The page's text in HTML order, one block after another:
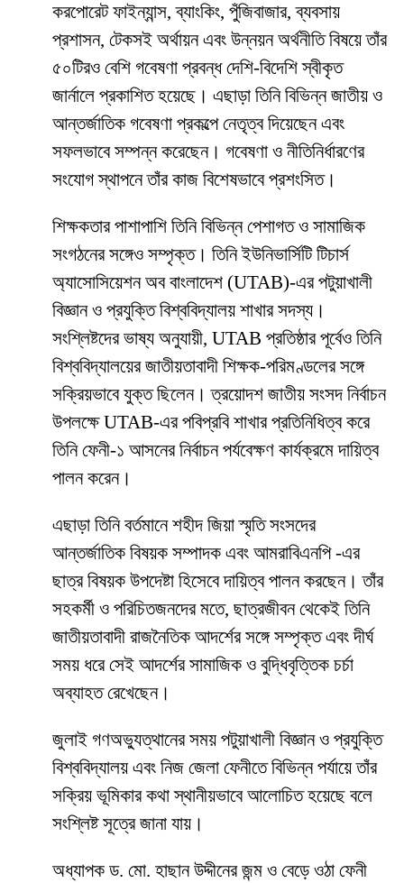
করপোরেট ফাইন্যান্স, ব্যাংকিং, পুঁজিবাজার, ব্যবসায়
প্রশাসন, টেকসই অর্থায়ন এবং উন্নয়ন অর্থনীতি বিষয়ে তাঁর
৫০টিরও বেশি গবেষণা প্রবন্ধ দেশি-বিদেশি স্বীকৃত
জার্নালে প্রকাশিত হয়েছে। এছাড়া তিনি বিভিন্ন জাতীয় ও
আন্তর্জাতিক গবেষণা প্রকল্পে নেতৃত্ব দিয়েছেন এবং
সফলভাবে সম্পন্ন করেছেন। গবেষণা ও নীতিনির্ধারণের
সংযোগ স্থাপনে তাঁর কাজ বিশেষভাবে প্রশংসিত।
শিক্ষকতার পাশাপাশি তিনি বিভিন্ন পেশাগত ও সামাজিক
সংগঠনের সঙ্গেও সম্পৃক্ত। তিনি ইউনিভার্সিটি টিচার্স
অ্যাসোসিয়েশন অব বাংলাদেশ (UTAB)-এর পটুয়াখালী
বিজ্ঞান ও প্রযুক্তি বিশ্ববিদ্যালয় শাখার সদস্য।
সংশ্লিষ্টদের ভাষ্য অনুযায়ী, UTAB প্রতিষ্ঠার পূর্বেও তিনি
বিশ্ববিদ্যালয়ের জাতীয়তাবাদী শিক্ষক-পরিমণ্ডলের সঙ্গে
সক্রিয়ভাবে যুক্ত ছিলেন। ত্রয়োদশ জাতীয় সংসদ নির্বাচন
উপলক্ষে UTAB-এর পবিপ্রবি শাখার প্রতিনিধিত্ব করে
তিনি ফেনী-১ আসনের নির্বাচন পর্যবেক্ষণ কার্যক্রমে দায়িত্ব
পালন করেন।
এছাড়া তিনি বর্তমানে শহীদ জিয়া স্মৃতি সংসদের
আন্তর্জাতিক বিষয়ক সম্পাদক এবং আমরাবিএনপি -এর
ছাত্র বিষয়ক উপদেষ্টা হিসেবে দায়িত্ব পালন করছেন। তাঁর
সহকর্মী ও পরিচিতজনদের মতে, ছাত্রজীবন থেকেই তিনি
জাতীয়তাবাদী রাজনৈতিক আদর্শের সঙ্গে সম্পৃক্ত এবং দীর্ঘ
সময় ধরে সেই আদর্শের সামাজিক ও বুদ্ধিবৃত্তিক চর্চা
অব্যাহত রেখেছেন।
জুলাই গণঅভ্যুত্থানের সময় পটুয়াখালী বিজ্ঞান ও প্রযুক্তি
বিশ্ববিদ্যালয় এবং নিজ জেলা ফেনীতে বিভিন্ন পর্যায়ে তাঁর
সক্রিয় ভূমিকার কথা স্থানীয়ভাবে আলোচিত হয়েছে বলে
সংশ্লিষ্ট সূত্রে জানা যায়।
অধ্যাপক ড. মো. হাছান উদ্দীনের জন্ম ও বেড়ে ওঠা ফেনী